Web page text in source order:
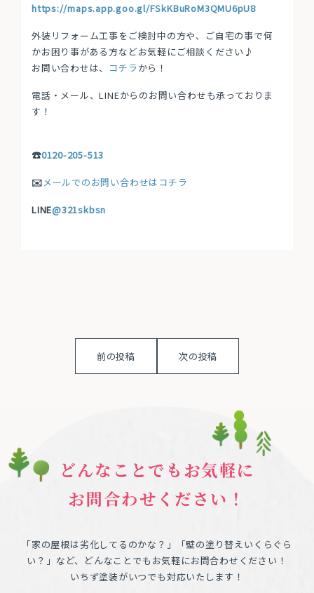
https://maps.app.goo.gl/FSkKBuRoM3QMU6pU8
外装リフォーム工事をご検討中の方や、ご自宅の事で何
かお困り事がある方などお気軽にご相談ください♪
お問い合わせは、 コチラから！
電話・メール、LINEからのお問い合わせも承っておりま
す！
☎0120-205-513
✉️メールでのお問い合わせはコチラ
LINE@321skbsn
前の投稿 次の投稿
どんなことでもお気軽に
お問合わせください！
「家の屋根は劣化してるのかな？」「壁の塗り替えいくらぐら
い？」など、どんなことでもお気軽にお問合わせください！
いちず塗装がいつでも対応いたします！